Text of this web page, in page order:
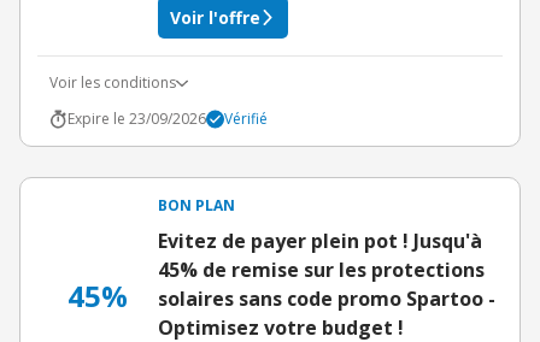
Voir l'offre
Voir les conditions
Expire le 23/09/2026
Vérifié
45%
BON PLAN
Evitez de payer plein pot ! Jusqu'à
45% de remise sur les protections
solaires sans code promo Spartoo -
Optimisez votre budget !